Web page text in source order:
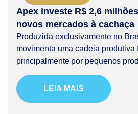
Apex investe R$ 2,6
novos mercados à cachaça
Produzida exclusivamente no
movimenta uma cadeia produtiva
principalmente por pequenos
LEIA MAIS